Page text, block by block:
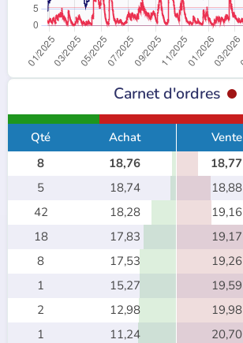
Carnet d'ordres
Qté
Achat
8
18,76
5
18,74
42
18,28
18
17,83
8
17,53
1
15,27
2
12,98
1
11,24
Vente
18,77
18,88
19,16
19,17
19,26
19,59
19,98
20,70